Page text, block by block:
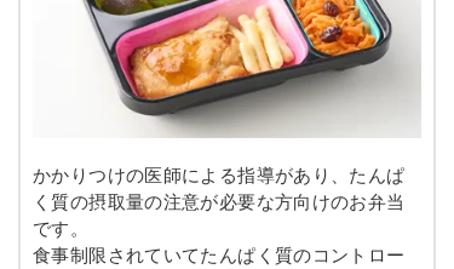
栄養素
※メニューの補足
※ その他備考
メニューは日替わりです（メニューは一例です）
タンパク質 7.4g
脂質 10.1g
10.6g
リン 109.3mg
カリウム
かかりつけの医師による指導があり、たんぱ
く質の摂取量の注意が必要な方向けのお弁当
です。
食事制限されていてたんぱく質のコントロー